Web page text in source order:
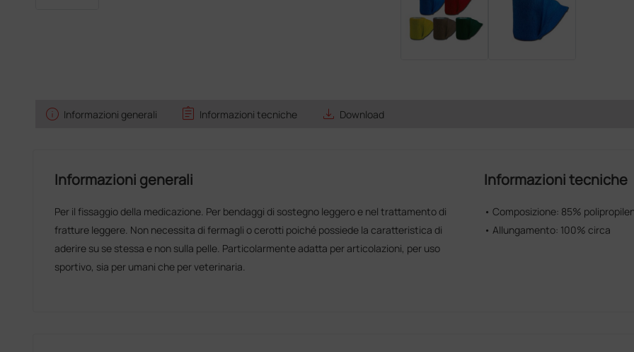
info Informazioni generali assignment Informazioni tecniche save_alt Download
Informazioni generali
Per il fissaggio della medicazione. Per bendaggi di sostegno leggero e nel trattamento di
fratture leggere. Non necessita di fermagli o cerotti poiché possiede la caratteristica di
aderire su se stessa e non sulla pelle. Particolarmente adatta per articolazioni, per uso
sportivo, sia per umani che per veterinaria.
Informazioni tecniche
• Composizione: 85%
• Allungamento: 100% circa